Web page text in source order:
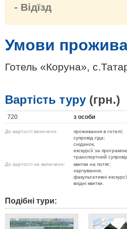
- Відїзд
Умови
Готель «Коруна»,
Вартість туру (грн.)
720 з особи
До вартості включено:
проживання в готелі;
cупровід гіда;
сніданок,
екскурсії за програмою,
транспортний супровід.
До вартості не включено:
квитки на потяг;
харчування,
факультативні екскурсї,
вхідні квитки.
Подібні тури: